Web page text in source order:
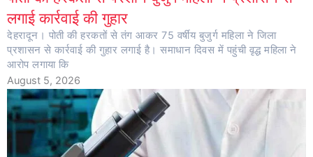
लगाई कार्रवाई की गुहार
देहरादून। पोती की हरकतों से तंग आकर 75 वर्षीय बुजुर्ग महिला ने जिला
प्रशासन से कार्रवाई की गुहार लगाई है। समाधान दिवस में पहुंची वृद्ध महिला ने
आरोप लगाया कि
August 5, 2026